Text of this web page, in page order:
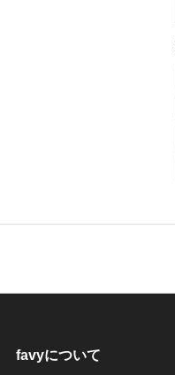
favyについて